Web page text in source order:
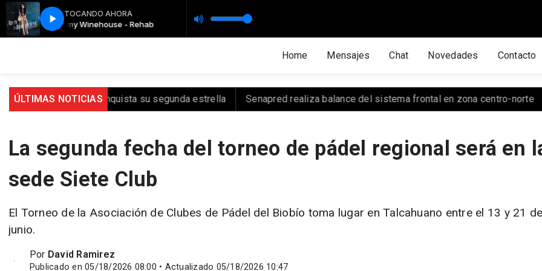
TOCANDO AHORA
Amy Winehouse - Rehab
Home Mensajes Chat Novedades Contacto
ÚLTIMAS NOTICIAS
España conquista su segunda estrella Senapred realiza balance del sistema frontal en zona centro-norte
La segunda fecha del torneo de pádel regional será en
sede Siete Club
El Torneo de la Asociación de Clubes de Pádel del Biobío toma lugar en Talcahuano entre el 13 y 21 de
junio.
Por David Ramirez
Publicado en 05/18/2026 08:00 • Actualizado 05/18/2026 10:47